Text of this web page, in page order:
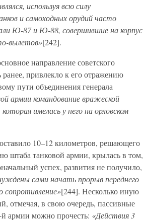
используя всю силу
и самоходных орудий часто
Ю-87 и Ю-88, совершившие на корпус
вылетов»[242].
направление советского
ранее, привлекло к его отражению
пути объединения генерала
армии командование вражеской
имелась у него на орловском
10–12 километров, решающего
штаба танковой армии, крылась в том,
успех, развития не получило,
сами начать прорыв переднего
сопротивление»[244]. Несколько иную
отмечая, в свою очередь, пассивные
й армии можно прочесть: «Действия 3